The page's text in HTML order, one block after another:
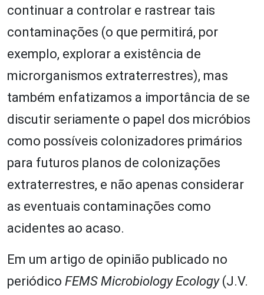
continuar a controlar e rastrear tais
contaminações (o que permitirá, por
exemplo, explorar a existência de
microrganismos extraterrestres), mas
também enfatizamos a importância de se
discutir seriamente o papel dos micróbios
como possíveis colonizadores primários
para futuros planos de colonizações
extraterrestres, e não apenas considerar
as eventuais contaminações como
acidentes ao acaso.
Em um artigo de opinião publicado no
periódico FEMS Microbiology Ecology(J.V.